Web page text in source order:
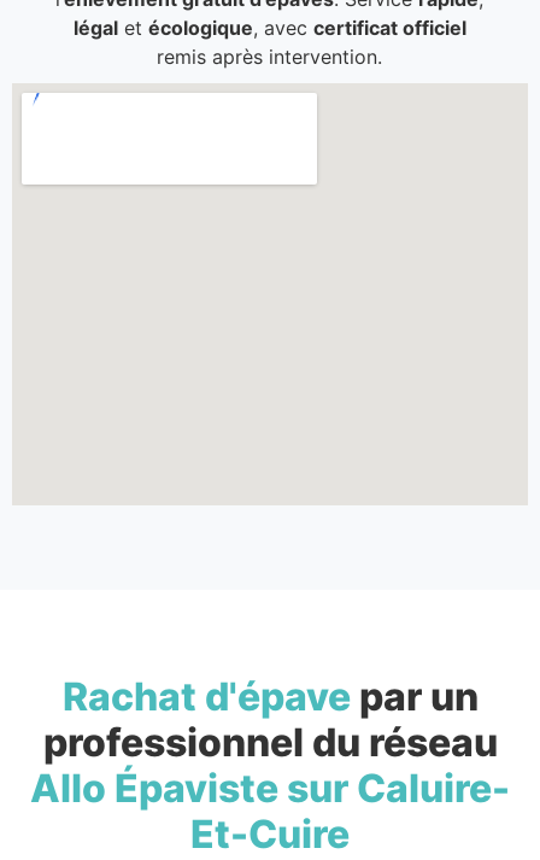
légalet écologique, avec certificat officiel
remis après intervention.
Rachat d'épavepar un
professionnel du réseau
Allo Épaviste sur Caluire-
Et-Cuire